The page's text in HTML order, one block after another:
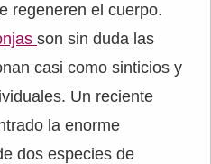
regeneren el cuerpo.
son sin duda las
casi como sinticios y
Un reciente
la enorme
dos especies de